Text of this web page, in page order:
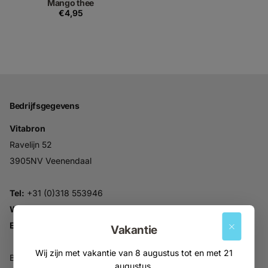
Vakantie
Wij zijn met vakantie van 8 augustus tot en met 21
Mango thee
€4,95
Bedrijfsgegevens
Vitabron
Ravelijn 52
3905NV Veenendaal
Tel: +31 (0)318 553946
Whatsapp:
Email:
BTW NL816914679B01